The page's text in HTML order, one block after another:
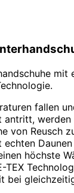
mit
fallen
antritt, werden
von Reusch
echten
höchste
TEX
bei